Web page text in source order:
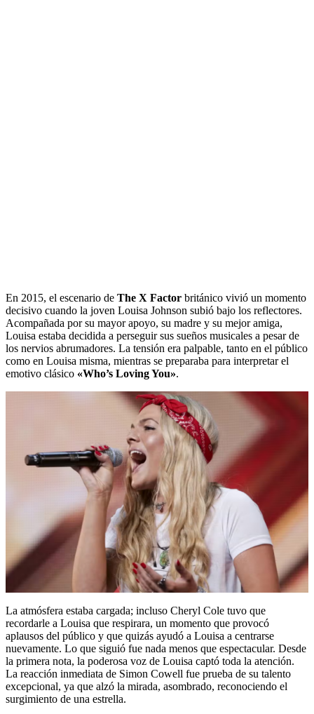
En 2015, el escenario de The X Factor británico vivió un momento
decisivo cuando la joven Louisa Johnson subió bajo los reflectores.
Acompañada por su mayor apoyo, su madre y su mejor amiga,
Louisa estaba decidida a perseguir sus sueños musicales a pesar de
los nervios abrumadores. La tensión era palpable, tanto en el público
como en Louisa misma, mientras se preparaba para interpretar el
emotivo clásico «Who’s Loving You».
La atmósfera estaba cargada; incluso Cheryl Cole tuvo que
recordarle a Louisa que respirara, un momento que provocó
aplausos del público y que quizás ayudó a Louisa a centrarse
nuevamente. Lo que siguió fue nada menos que espectacular. Desde
la primera nota, la poderosa voz de Louisa captó toda la atención.
La reacción inmediata de Simon Cowell fue prueba de su talento
excepcional, ya que alzó la mirada, asombrado, reconociendo el
surgimiento de una estrella.